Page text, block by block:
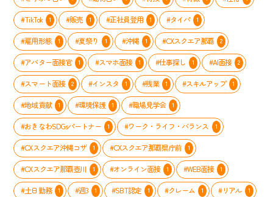
ッ
チ」
を
入
れ
る
取
り
組
み
#TikTok 1 #販売 1 #正社員登用 1 #タイパ 1
#雇用形態 1 #夏祭り 1 #沖縄 1 #CXスクエア那覇 2
#アバター面接官 1 #スマホ面接 1 #仕事探し 1 #AI面接 2
#スマート面接 2 #インスタ 1 #残業 1 #スキルアップ 1
#地域貢献 1 #環境保護 1 #職場見学会 1
#おきなわSDGsパートナー 1 #ワーク・ライフ・バランス 1
#CXスクエア沖縄コザ 1 #CXスクエア那覇県庁前 1
#CXスクエア那覇壺川 1 #オンライン面接 1 #WEB面接 1
#土日勤務 1 #週3 1 #SBT認定 1 #クレーム 1 #リアル 1